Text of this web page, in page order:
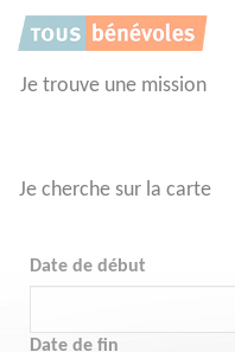
Je trouve une mission
Je cherche sur la carte
Date de début
Date de fin
Panneau de gestion des cookies